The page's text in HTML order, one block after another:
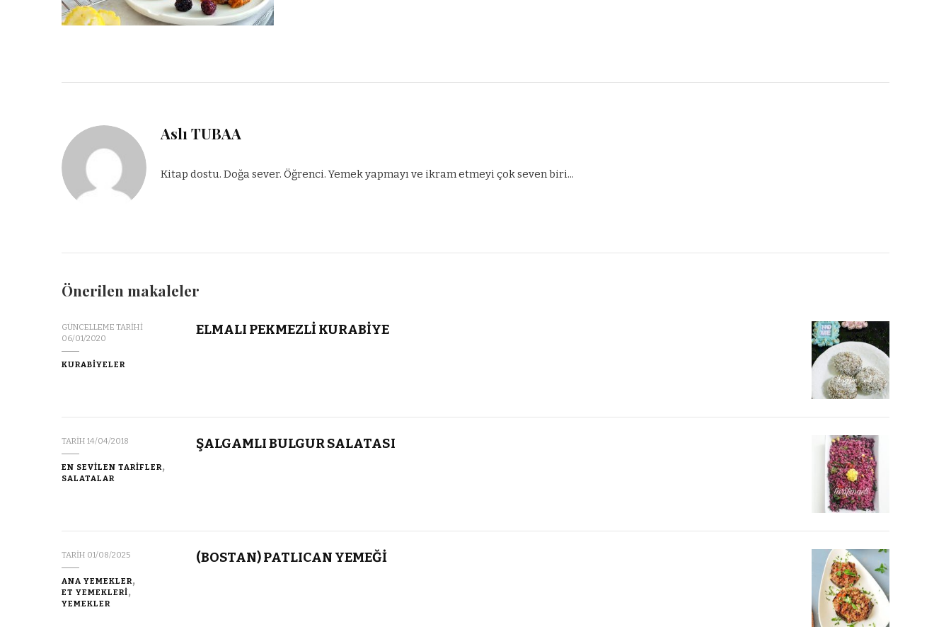
Aslı TUBAA
Kitap dostu. Doğa sever. Öğrenci. Yemek yapmayı ve ikram etmeyi çok seven biri...
Önerilen makaleler
GÜNCELLEME TARIHI
06/01/2020
KURABİYELER
ELMALI PEKMEZLİ KURABİYE
TARIH 14/04/2018
EN SEVİLEN TARİFLER
SALATALAR
ŞALGAMLI BULGUR SALATASI
TARIH 01/08/2025
ANA YEMEKLER
ET YEMEKLERİ
YEMEKLER
(BOSTAN) PATLICAN YEMEĞİ